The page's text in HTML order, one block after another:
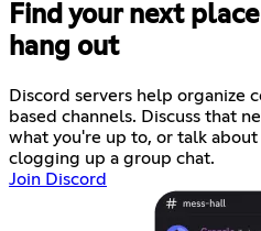
Find your next
hang out
Discord servers help organize
based channels. Discuss that
what you're up to, or talk
clogging up a group chat.
Join Discord